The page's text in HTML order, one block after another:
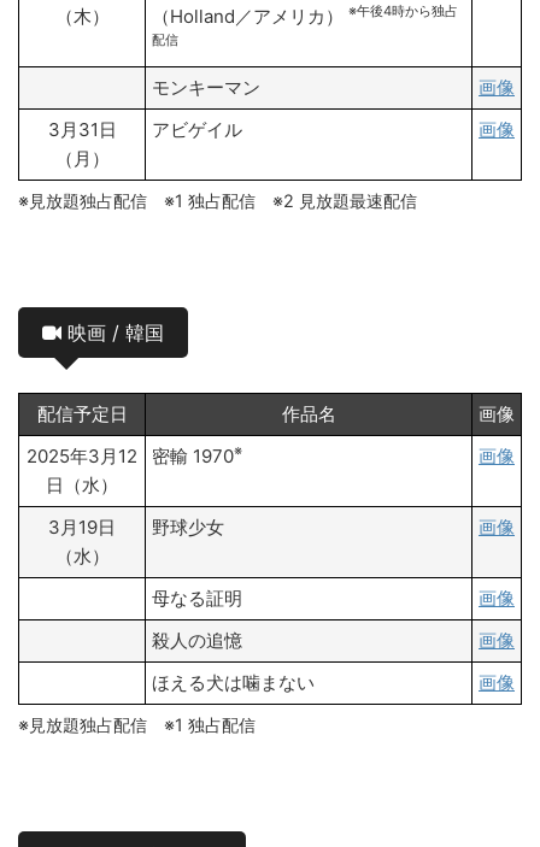
（木）
（Holland／アメリカ）
※午後4時から独占
配信
モンキーマン
画像
3月31日
（月）
アビゲイル 画像
※見放題独占配信 ※1 独占配信 ※2 見放題最速配信
映画 / 韓国
配信予定日 作品名
画像
2025年3月12
日（水）
密輸 1970※ 画像
3月19日
（水）
野球少女 画像
母なる証明
画像
殺人の追憶
画像
ほえる犬は噛まない
画像
※見放題独占配信 ※1 独占配信